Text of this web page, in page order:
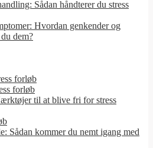
Sådan håndterer du stress
Hvordan genkender og
dem?
forløb
forløb
til at blive fri for stress
Sådan kommer du nemt igang med